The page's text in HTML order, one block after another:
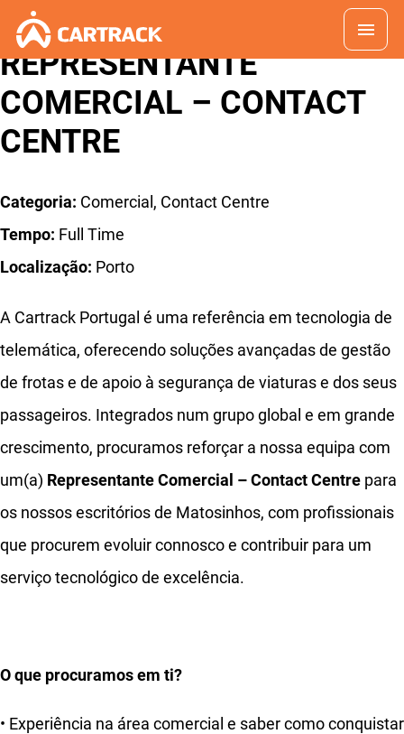
REPRESENTANTE
COMERCIAL – CONTACT
CENTRE
Categoria: Comercial
Contact Centre
Tempo: Full Time
Localização: Porto
A Cartrack Portugal é uma referência em tecnologia de
telemática, oferecendo soluções avançadas de gestão
de frotas e de apoio à segurança de viaturas e dos seus
passageiros. Integrados num grupo global e em grande
crescimento, procuramos reforçar a nossa equipa com
um(a) Representante Comercial – Contact Centre para
os nossos escritórios de Matosinhos, com profissionais
que procurem evoluir connosco e contribuir para um
serviço tecnológico de excelência.
O que procuramos em ti?
• Experiência na área comercial e saber como conquistar